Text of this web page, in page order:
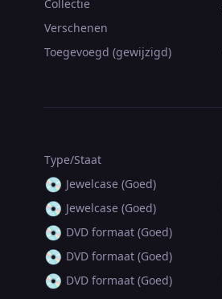
Collectie
Verschenen
Toegevoegd (gewijzigd)
Type/Staat
💿 Jewelcase (Goed)
💿 Jewelcase (Goed)
💿 DVD formaat (Goed)
💿 DVD formaat (Goed)
💿 DVD formaat (Goed)